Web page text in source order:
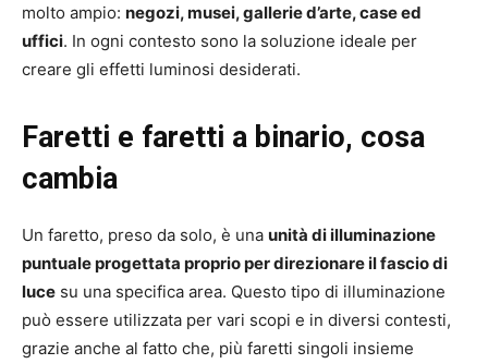
molto ampio: negozi, musei, gallerie d’arte, case ed
uffici. In ogni contesto sono la soluzione ideale per
creare gli effetti luminosi desiderati.
Faretti e faretti a binario, cosa
cambia
Un faretto, preso da solo, è una unità di illuminazione
puntuale progettata proprio per direzionare il fascio di
luce su una specifica area. Questo tipo di illuminazione
può essere utilizzata per vari scopi e in diversi contesti,
grazie anche al fatto che, più faretti singoli insieme